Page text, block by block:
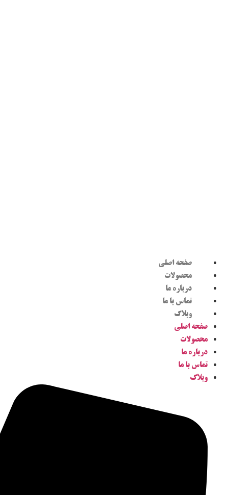
صفحه اصلی
محصولات
درباره ما
تماس با ما
وبلاگ
صفحه اصلی
محصولات
درباره ما
تماس با ما
وبلاگ